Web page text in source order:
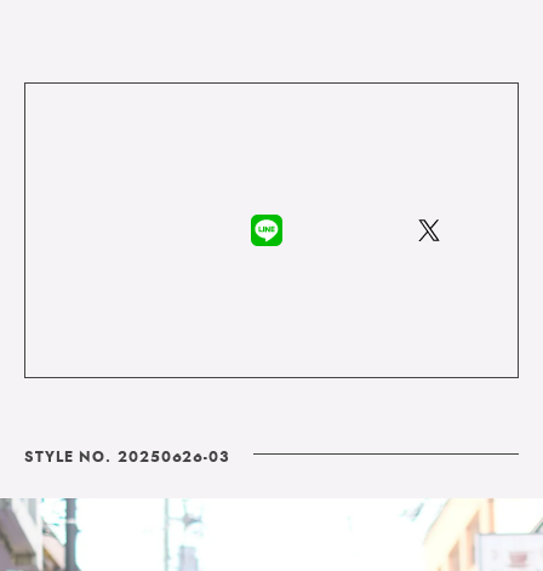
STYLE NO. 20250626-03